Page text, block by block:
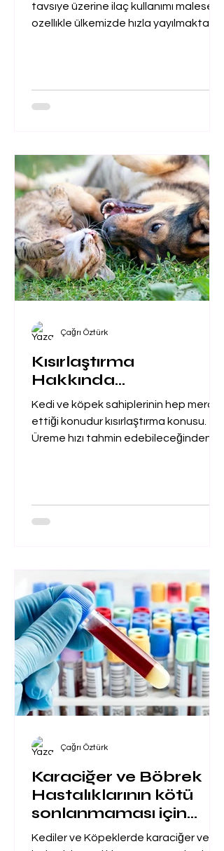
tavsıye üzerine ilaç kullanımı malesef
ozellıkle ülkemizde hızla yayılmakta ve
Kısırlaştırma
Hakkında...
Kedi ve köpek sahiplerinin hep merak
ettiği konudur kısırlaştırma konusu.
Üreme hızı tahmin edebileceğinden
Çağrı Öztürk
Karaciğer ve Böbrek
Hastalıklarının kötü
sonlanmaması için
Hemogram ve
Kediler ve Köpeklerde karaciğer ve
Çağrı Öztürk